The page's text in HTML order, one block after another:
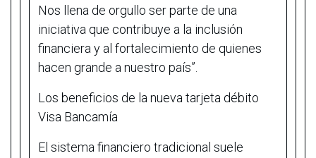
Nos llena de orgullo ser parte de una
iniciativa que contribuye a la inclusión
financiera y al fortalecimiento de quienes
hacen grande a nuestro país”.
Los beneficios de la nueva tarjeta débito
Visa Bancamía
El sistema financiero tradicional suele